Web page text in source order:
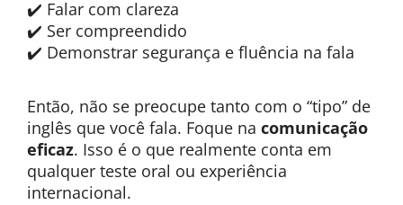
✔️ Falar com clareza
✔️ Ser compreendido
✔️ Demonstrar segurança e fluência na fala
Então, não se preocupe tanto com o “tipo” de
inglês que você fala. Foque na comunicação
eficaz. Isso é o que realmente conta em
qualquer teste oral ou experiência
internacional.